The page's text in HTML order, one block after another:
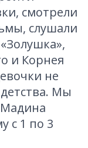
смотрели
слушали
и Корнея
не
Мы
Мадина
с 1 по 3